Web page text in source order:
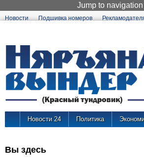
Jump to navigation
Новости Подшивка номеров
Новости 24 Политика
Вы здесь